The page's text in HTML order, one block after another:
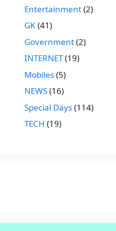
Entertainment(2)
GK(41)
Government(2)
INTERNET(19)
Mobiles(5)
NEWS(16)
Special Days(114)
TECH (19)